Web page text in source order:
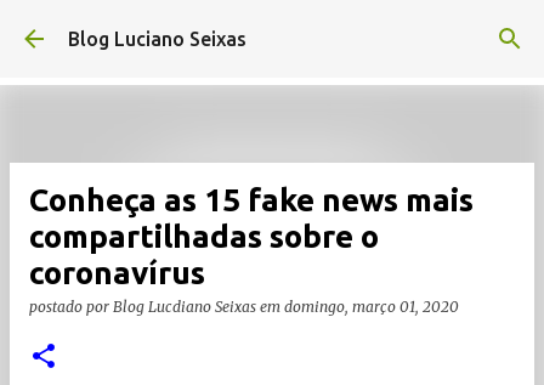
Pular para o conteúdo principal
Blog Luciano Seixas
Conheça as 15 fake news mais
compartilhadas sobre o
coronavírus
postado por Blog Lucdiano Seixas em domingo, março 01, 2020